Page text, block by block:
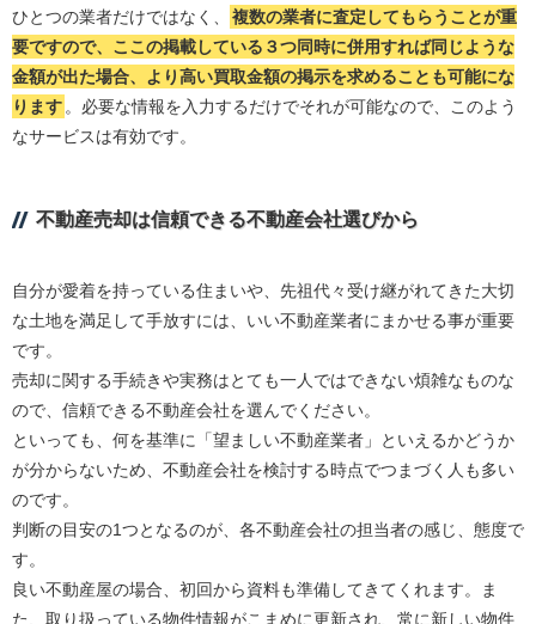
ひとつの業者だけではなく、
複数の業者に査定してもらうことが重
要ですので、ここの掲載している３つ同時に併用すれば同じような
金額が出た場合、より高い買取金額の掲示を求めることも可能にな
ります 。必要な情報を入力するだけでそれが可能なので、このよう
なサービスは有効です。
不動産売却は信頼できる不動産会社選びから
自分が愛着を持っている住まいや、先祖代々受け継がれてきた大切
な土地を満足して手放すには、いい不動産業者にまかせる事が重要
です。
売却に関する手続きや実務はとても一人ではできない煩雑なものな
ので、信頼できる不動産会社を選んでください。
といっても、何を基準に「望ましい不動産業者」といえるかどうか
が分からないため、不動産会社を検討する時点でつまづく人も多い
のです。
判断の目安の1つとなるのが、各不動産会社の担当者の感じ、態度で
す。
良い不動産屋の場合、初回から資料も準備してきてくれます。ま
た、取り扱っている物件情報がこまめに更新され、常に新しい物件